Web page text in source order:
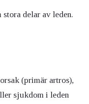
delar av leden.
(primär artros),
sjukdom i leden